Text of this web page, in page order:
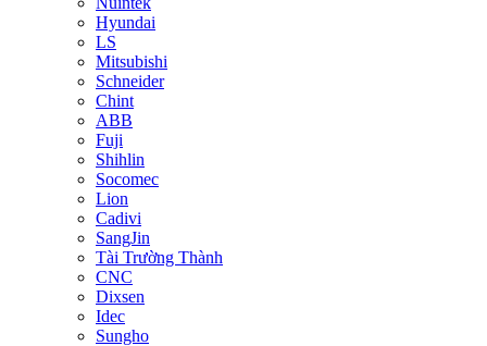
Hyundai
LS
Mitsubishi
Schneider
Chint
ABB
Fuji
Shihlin
Socomec
Lion
Cadivi
SangJin
Tài Trường Thành
CNC
Dixsen
Idec
Sungho